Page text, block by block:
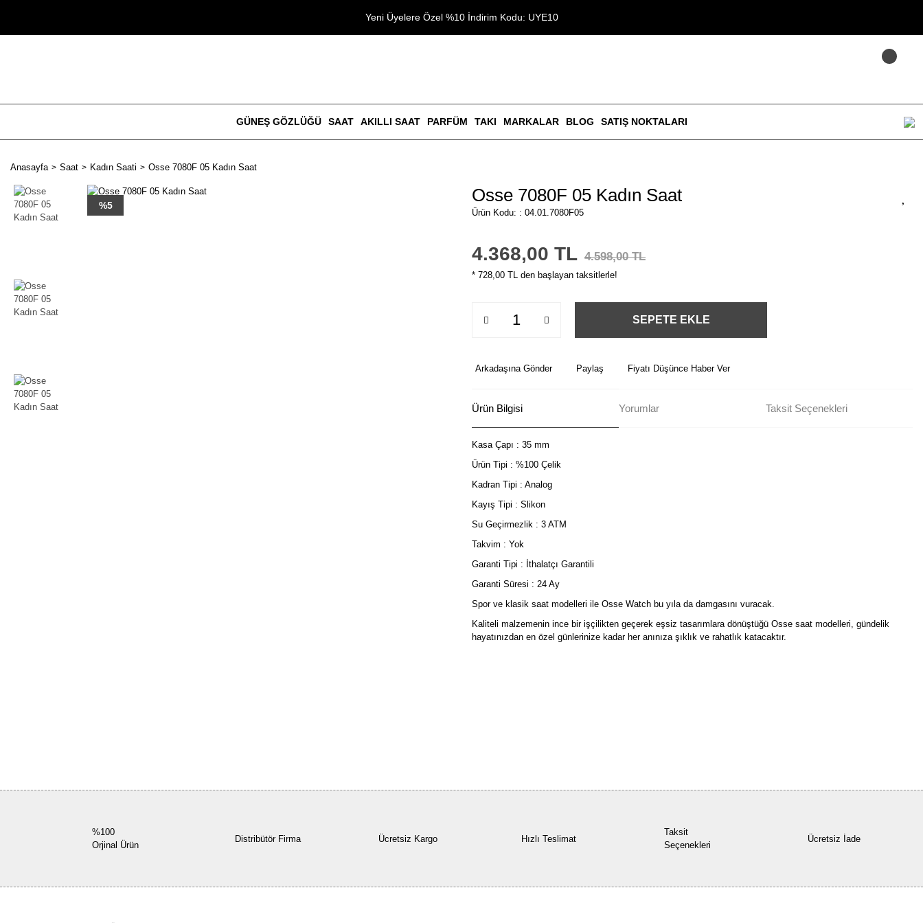
Yeni Üyelere Özel %10 İndirim Kodu: UYE10
GÜNEŞ GÖZLÜĞÜ SAAT AKILLI SAAT PARFÜM TAKI MARKALAR BLOG SATIŞ NOKTALARI
Anasayfa Saat Kadın Saati Osse 7080F 05 Kadın Saat
%5 Osse 7080F 05 Kadın Saat
Ürün Kodu: : 04.01.7080F05
4.368,00 TL 4.598,00 TL
* 728,00 TL den başlayan taksitlerle!
SEPETE EKLE
Arkadaşına Gönder Paylaş Fiyatı Düşünce Haber Ver
Ürün Bilgisi Yorumlar Taksit Seçenekleri
Kasa Çapı : 35 mm
Ürün Tipi : %100 Çelik
Kadran Tipi : Analog
Kayış Tipi : Slikon
Su Geçirmezlik : 3 ATM
Takvim : Yok
Garanti Tipi : İthalatçı Garantili
Garanti Süresi : 24 Ay
Spor ve klasik saat modelleri ile Osse Watch bu yıla da damgasını vuracak.
Kaliteli malzemenin ince bir işçilikten geçerek eşsiz tasarımlara dönüştüğü Osse saat modelleri, gündelik
hayatınızdan en özel günlerinize kadar her anınıza şıklık ve rahatlık katacaktır.
%100
Orjinal Ürün
Distribütör Firma Ücretsiz Kargo Hızlı Teslimat
Taksit
Seçenekleri
Ücretsiz İade